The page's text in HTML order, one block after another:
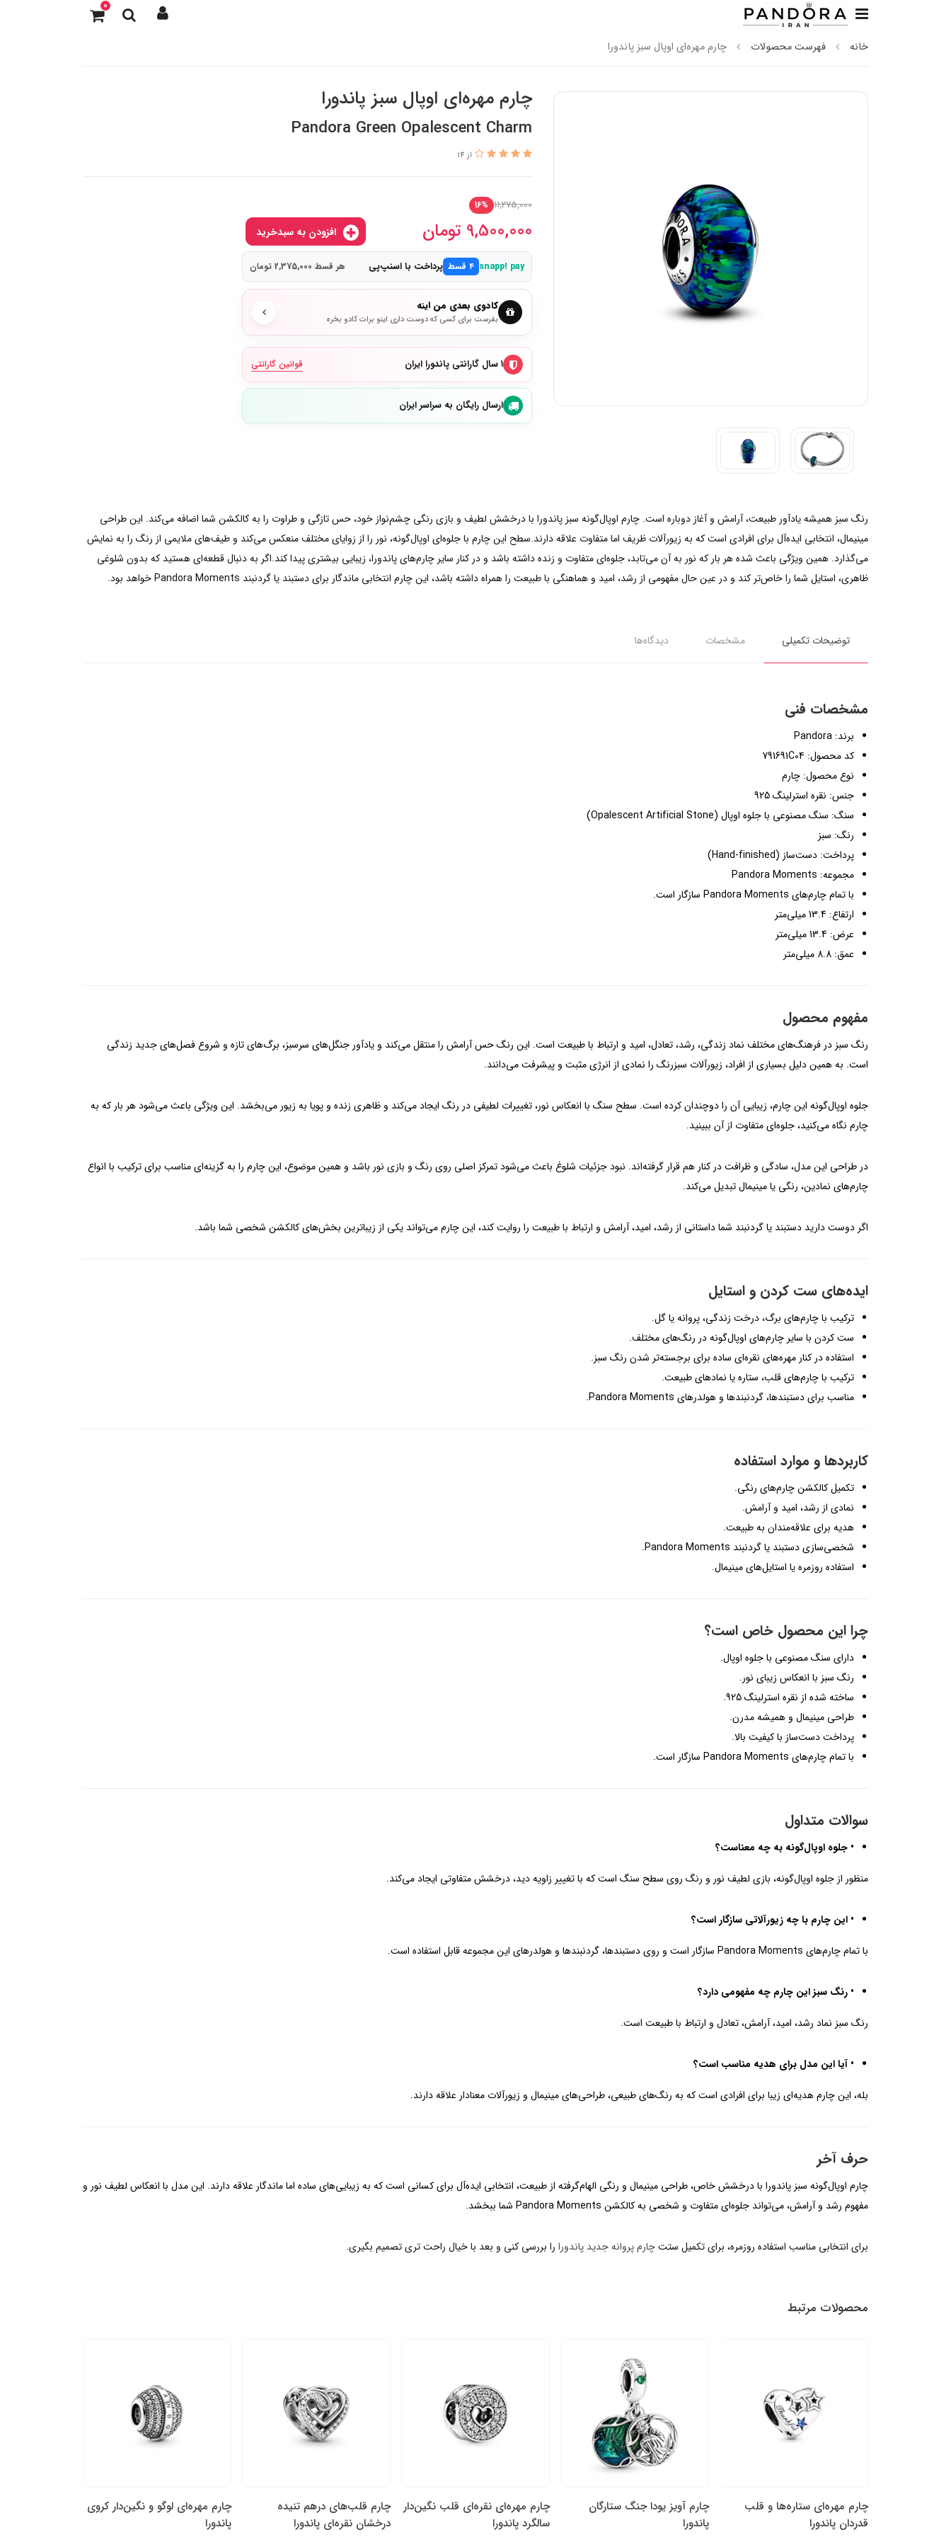
0
خانه فهرست محصولات چارم مهره‌ای اوپال سبز پاندورا
چارم مهره‌ای اوپال سبز پاندورا
Pandora Green Opalescent Charm
از 14
11,275,000
16%
9,500,000 تومان
snapp! pay ۴ قسط پرداخت با اسنپ‌پی هر قسط 2,375,000 تومان
کادوی بعدی من اینه
بفرست برای کسی که دوست داری اینو برات کادو بخره
۱ سال گارانتی پاندورا ایران قوانین گارانتی
ارسال رایگان به سراسر ایران
رنگ سبز همیشه یادآور طبیعت، آرامش و آغاز دوباره است. چارم اوپال‌گونه سبز پاندورا با درخشش لطیف و بازی رنگی چشم‌نواز خود، حس تازگی و طراوت را به کالکشن شما اضافه می‌کند. این طراحی
مینیمال، انتخابی ایده‌آل برای افرادی است که به زیورآلات ظریف اما متفاوت علاقه دارند.سطح این چارم با جلوه‌ای اوپال‌گونه، نور را از زوایای مختلف منعکس می‌کند و طیف‌های ملایمی از رنگ را به نمایش
می‌گذارد. همین ویژگی باعث شده هر بار که نور به آن می‌تابد، جلوه‌ای متفاوت و زنده داشته باشد و در کنار سایر چارم‌های پاندورا، زیبایی بیشتری پیدا کند.اگر به دنبال قطعه‌ای هستید که بدون شلوغی
ظاهری، استایل شما را خاص‌تر کند و در عین حال مفهومی از رشد، امید و هماهنگی با طبیعت را همراه داشته باشد، این چارم انتخابی ماندگار برای دستبند یا گردنبند Pandora Moments خواهد بود.
توضیحات تکمیلی مشخصات دیدگاه‌ها
مشخصات فنی
برند: Pandora
کد محصول: 791691C04
نوع محصول: چارم
جنس: نقره استرلینگ 925
سنگ: سنگ مصنوعی با جلوه اوپال (Opalescent Artificial Stone)
رنگ: سبز
پرداخت: دست‌ساز (Hand-finished)
مجموعه: Pandora Moments
با تمام چارم‌های Pandora Moments سازگار است.
ارتفاع: 13.4 میلی‌متر
عرض: 13.4 میلی‌متر
عمق: 8.8 میلی‌متر
مفهوم محصول
رنگ سبز در فرهنگ‌های مختلف نماد زندگی، رشد، تعادل، امید و ارتباط با طبیعت است. این رنگ حس آرامش را منتقل می‌کند و یادآور جنگل‌های سرسبز، برگ‌های تازه و شروع فصل‌های جدید زندگی
است. به همین دلیل بسیاری از افراد، زیورآلات سبزرنگ را نمادی از انرژی مثبت و پیشرفت می‌دانند.
جلوه اوپال‌گونه این چارم، زیبایی آن را دوچندان کرده است. سطح سنگ با انعکاس نور، تغییرات لطیفی در رنگ ایجاد می‌کند و ظاهری زنده و پویا به زیور می‌بخشد. این ویژگی باعث می‌شود هر بار که به
چارم نگاه می‌کنید، جلوه‌ای متفاوت از آن ببینید.
در طراحی این مدل، سادگی و ظرافت در کنار هم قرار گرفته‌اند. نبود جزئیات شلوغ باعث می‌شود تمرکز اصلی روی رنگ و بازی نور باشد و همین موضوع، این چارم را به گزینه‌ای مناسب برای ترکیب با انواع
چارم‌های نمادین، رنگی یا مینیمال تبدیل می‌کند.
اگر دوست دارید دستبند یا گردنبند شما داستانی از رشد، امید، آرامش و ارتباط با طبیعت را روایت کند، این چارم می‌تواند یکی از زیباترین بخش‌های کالکشن شخصی شما باشد.
ایده‌های ست کردن و استایل
ترکیب با چارم‌های برگ، درخت زندگی، پروانه یا گل.
ست کردن با سایر چارم‌های اوپال‌گونه در رنگ‌های مختلف.
استفاده در کنار مهره‌های نقره‌ای ساده برای برجسته‌تر شدن رنگ سبز.
ترکیب با چارم‌های قلب، ستاره یا نمادهای طبیعت.
مناسب برای دستبندها، گردنبندها و هولدرهای Pandora Moments.
کاربردها و موارد استفاده
تکمیل کالکشن چارم‌های رنگی.
نمادی از رشد، امید و آرامش.
هدیه برای علاقه‌مندان به طبیعت.
شخصی‌سازی دستبند یا گردنبند Pandora Moments.
استفاده روزمره یا استایل‌های مینیمال.
چرا این محصول خاص است؟
دارای سنگ مصنوعی با جلوه اوپال.
رنگ سبز با انعکاس زیبای نور.
ساخته شده از نقره استرلینگ 925.
طراحی مینیمال و همیشه مدرن.
پرداخت دست‌ساز با کیفیت بالا.
با تمام چارم‌های Pandora Moments سازگار است.
سوالات متداول
• جلوه اوپال‌گونه به چه معناست؟
منظور از جلوه اوپال‌گونه، بازی لطیف نور و رنگ روی سطح سنگ است که با تغییر زاویه دید، درخشش متفاوتی ایجاد می‌کند.
• این چارم با چه زیورآلاتی سازگار است؟
با تمام چارم‌های Pandora Moments سازگار است و روی دستبندها، گردنبندها و هولدرهای این مجموعه قابل استفاده است.
• رنگ سبز این چارم چه مفهومی دارد؟
رنگ سبز نماد رشد، امید، آرامش، تعادل و ارتباط با طبیعت است.
• آیا این مدل برای هدیه مناسب است؟
بله، این چارم هدیه‌ای زیبا برای افرادی است که به رنگ‌های طبیعی، طراحی‌های مینیمال و زیورآلات معنادار علاقه دارند.
حرف آخر
چارم اوپال‌گونه سبز پاندورا با درخشش خاص، طراحی مینیمال و رنگی الهام‌گرفته از طبیعت، انتخابی ایده‌آل برای کسانی است که به زیبایی‌های ساده اما ماندگار علاقه دارند. این مدل با انعکاس لطیف نور و
مفهوم رشد و آرامش، می‌تواند جلوه‌ای متفاوت و شخصی به کالکشن Pandora Moments شما ببخشد.
برای انتخابی مناسب استفاده روزمره، برای تکمیل ستتچارم پروانه جدید پاندورا را بررسی کنی و بعد با خیال راحت تری تصمیم بگیری.
محصولات مرتبط
چارم مهره‌ای ستاره‌ها و قلب
قدردان پاندورا
چارم آویز یودا جنگ ستارگان
پاندورا
چارم مهره‌ای نقره‌ای قلب نگین‌دار
سالگرد پاندورا
چارم قلب‌های درهم تنیده
درخشان نقره‌ای پاندورا
چارم مهره‌ای لوگو و نگین‌دار کروی
پاندورا